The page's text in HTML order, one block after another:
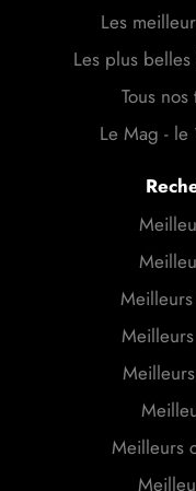
Les
Les plus
Tous
Le Mag -
Meilleurs